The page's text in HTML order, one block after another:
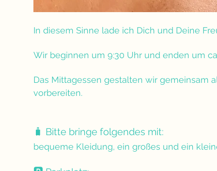
In diesem Sinne lade ich Dich und Deine
Wir beginnen um 9:30 Uhr und enden um
Das Mittagessen gestalten wir gemeinsam
vorbereiten.
🧳 Bitte bringe folgendes mit:
bequeme Kleidung, ein großes und ein